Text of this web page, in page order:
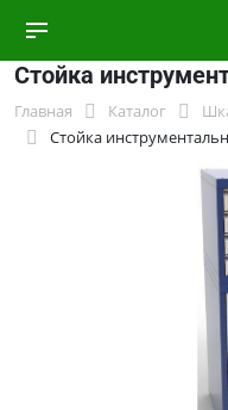
Стойка
Главная Каталог
Стойка